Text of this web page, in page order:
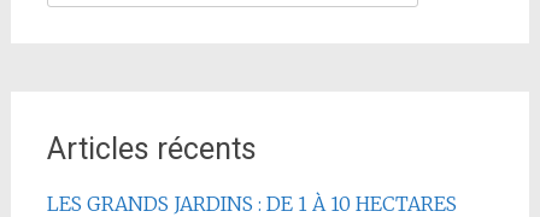
Articles récents
LES GRANDS JARDINS : DE 1 À 10 HECTARES